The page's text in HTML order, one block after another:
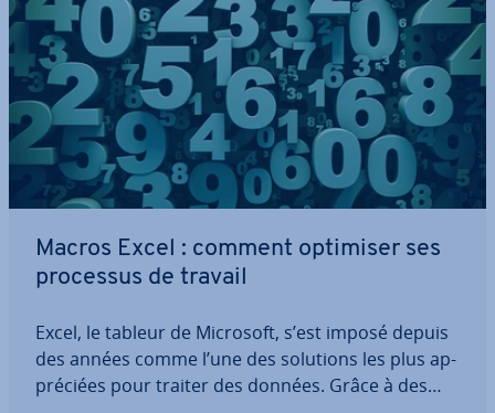
Macros Excel : comment optimiser ses
processus de travail
Excel, le tableur de Microsoft, s’est imposé depuis
des années comme l’une des solutions les plus ap­
pré­ciées pour traiter des données. Grâce à des